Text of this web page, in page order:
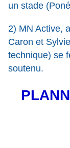
un stade
2) MN Active,
Caron et
technique) se
soutenu.